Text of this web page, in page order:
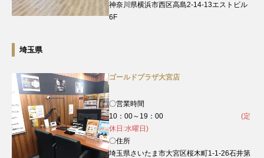
神奈川県横浜市西区高島2-14-13エストビル
6F
埼玉県
ゴールドプラザ大宮店
〇営業時間
10：00～19：00 (定
休日:水曜日)
〇住所
埼玉県さいたま市大宮区桜木町1-1-26石井第